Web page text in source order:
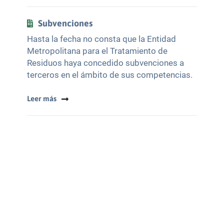
Subvenciones
Hasta la fecha no consta que la Entidad
Metropolitana para el Tratamiento de
Residuos haya concedido subvenciones a
terceros en el ámbito de sus competencias.
Leer más